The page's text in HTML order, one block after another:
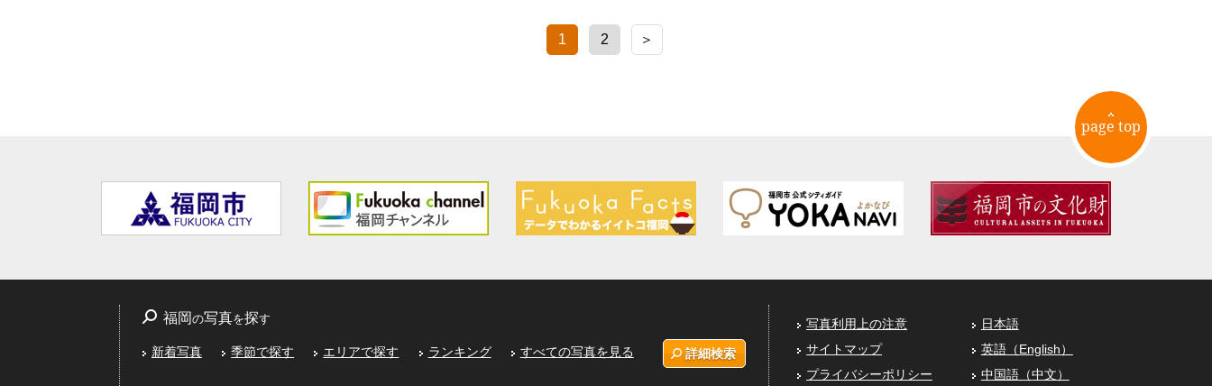
1 2 ＞
page top
福岡の写真を探す
新着写真 季節で探す エリアで探す ランキング すべての写真を見る 詳細検索
写真利用上の注意
サイトマップ
プライバシーポリシー
日本語
英語（English）
中国語（中文）